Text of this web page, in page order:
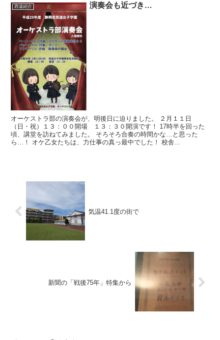
西遠紹介 演奏会も近づき…
オーケストラ部の演奏会が、明後日に迫りました。 ２月１１日
（日・祝）１３：００開場 １３：３０開演です！ 17時半を回った
頃、講堂を訪ねてみました。 そろそろ合奏の時間かな…と思った
ら…！ オケ乙女たちは、力仕事の真っ最中でした！ 校舎...
気温41.1度の街で
新聞の「戦後75年」特集から